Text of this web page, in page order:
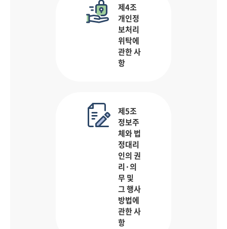
제4조
개인정
보처리
위탁에
관한 사
항
제5조
정보주
체와 법
정대리
인의 권
리·의
무 및
그 행사
방법에
관한 사
항